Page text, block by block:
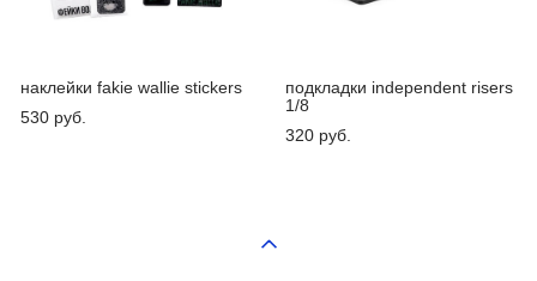
наклейки fakie wallie stickers
530 pуб.
подкладки independent risers
1/8
320 pуб.